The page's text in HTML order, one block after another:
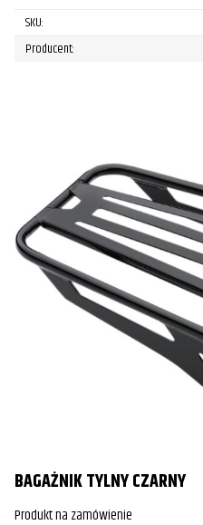
SKU:
Producent:
BAGAŻNIK TYLNY CZARNY
Produkt na zamówienie